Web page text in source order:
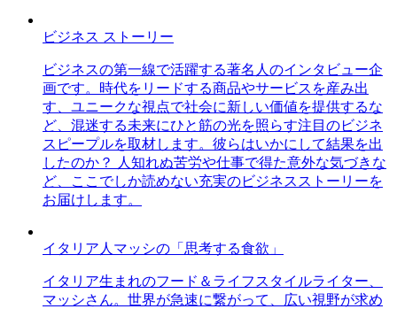
ビジネス ストーリー
ビジネスの第一線で活躍する著名人のインタビュー企
画です。時代をリードする商品やサービスを産み出
す、ユニークな視点で社会に新しい価値を提供するな
ど、混迷する未来にひと筋の光を照らす注目のビジネ
スピープルを取材します。彼らはいかにして結果を出
したのか？ 人知れぬ苦労や仕事で得た意外な気づきな
ど、ここでしか読めない充実のビジネスストーリーを
お届けします。
イタリア人マッシの「思考する食欲」
イタリア生まれのフード＆ライフスタイルライター、
マッシさん。世界が急速に繋がって、広い視野が求め